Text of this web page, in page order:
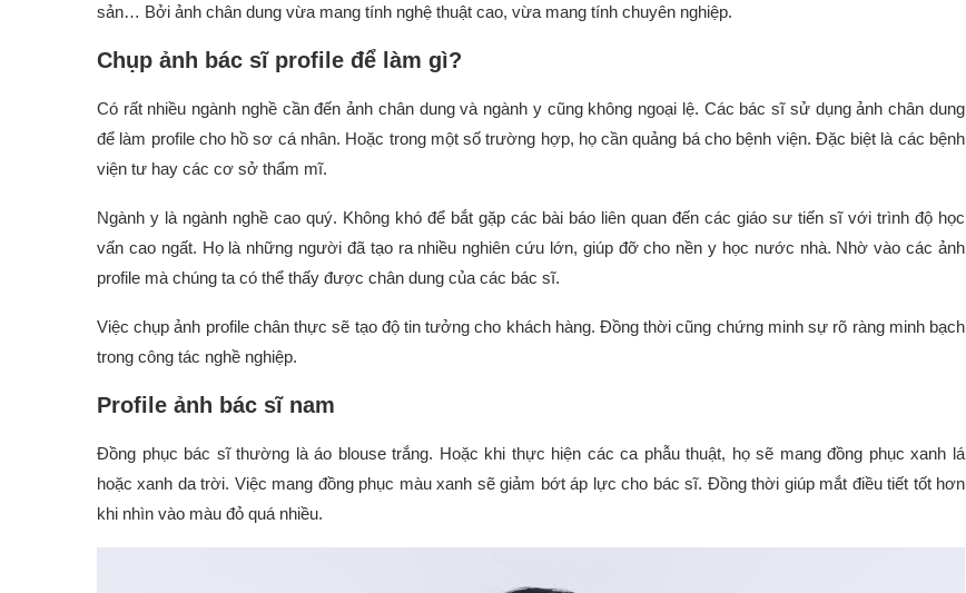
sản… Bởi ảnh chân dung vừa mang tính nghệ thuật cao, vừa mang tính chuyên nghiệp.
Chụp ảnh bác sĩ profile để làm gì?
Có rất nhiều ngành nghề cần đến ảnh chân dung và ngành y cũng không ngoại lệ. Các bác sĩ sử dụng ảnh chân dung
để làm profile cho hồ sơ cá nhân. Hoặc trong một số trường hợp, họ cần quảng bá cho bệnh viện. Đặc biệt là các bệnh
viện tư hay các cơ sở thẩm mĩ.
Ngành y là ngành nghề cao quý. Không khó để bắt gặp các bài báo liên quan đến các giáo sư tiến sĩ với trình độ học
vấn cao ngất. Họ là những người đã tạo ra nhiều nghiên cứu lớn, giúp đỡ cho nền y học nước nhà. Nhờ vào các ảnh
profile mà chúng ta có thể thấy được chân dung của các bác sĩ.
Việc chụp ảnh profile chân thực sẽ tạo độ tin tưởng cho khách hàng. Đồng thời cũng chứng minh sự rõ ràng minh bạch
trong công tác nghề nghiệp.
Profile ảnh bác sĩ nam
Đồng phục bác sĩ thường là áo blouse trắng. Hoặc khi thực hiện các ca phẫu thuật, họ sẽ mang đồng phục xanh lá
hoặc xanh da trời. Việc mang đồng phục màu xanh sẽ giảm bớt áp lực cho bác sĩ. Đồng thời giúp mắt điều tiết tốt hơn
khi nhìn vào màu đỏ quá nhiều.